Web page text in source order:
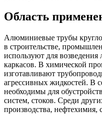
Область
Алюминиевые трубы
в строительстве,
используют для возведения
каркасов. В химической
изготавливают
агрессивных жидкостей. В
необходимы для
систем, стоков. Среди
производства,